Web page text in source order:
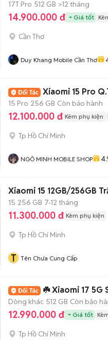
17T Pro 512 GB >12 tháng
14.900.000 đ Giá tốt
Cần Thơ
Duy Khang Mobile Cần Thơ
Xiaomi 15 Pro
15 Pro 256 GB Còn bảo hành
12.100.000 đ Kèm phụ kiện
Tp Hồ Chí Minh
NGÔ MINH MOBILE SHOP
Xiaomi 15 12GB/256GB
15 256 GB 7-12 tháng
11.300.000 đ Kèm phụ kiện
Tp Hồ Chí Minh
T Tên Chưa Cung Cấp
☘️ Xiaomi 17 5G
Dòng khác 512 GB Còn bảo
12.990.000 đ Giá tốt
Tp Hồ Chí Minh